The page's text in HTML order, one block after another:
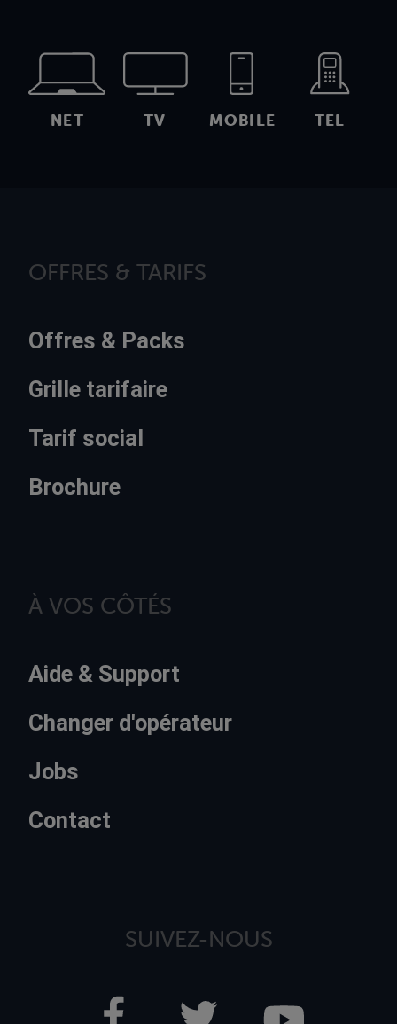
NET TV MOBILE TEL
OFFRES & TARIFS
Offres & Packs
Grille tarifaire
Tarif social
Brochure
À VOS CÔTÉS
Aide & Support
Changer d'opérateur
Jobs
Contact
SUIVEZ-NOUS